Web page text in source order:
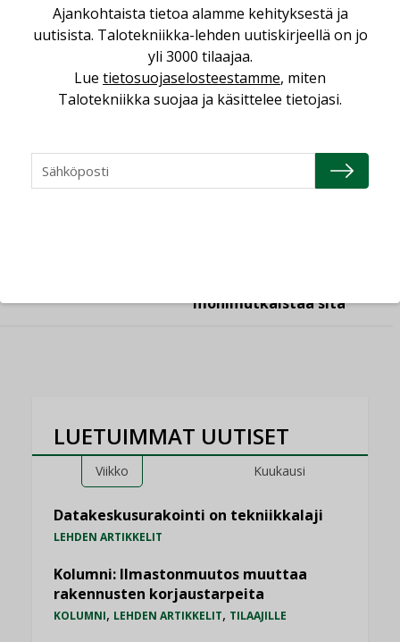
LEHDEN ARTIKKELIT
04.08.2026
Kaivamattomat
menetelmät
vakiinnuttavat
LEHDEN ARTIKKELIT
monimutkaistaa sitä”
LUETUIMMAT UUTISET
Viikko Kuukausi
Datakeskusurakointi on tekniikkalaji
LEHDEN ARTIKKELIT
Kolumni: Ilmastonmuutos muuttaa
rakennusten korjaustarpeita
KOLUMNI, LEHDEN ARTIKKELIT, TILAAJILLE
Ajankohtaista tietoa alamme kehityksestä ja
uutisista. Talotekniikka-lehden uutiskirjeellä on jo
yli 3000 tilaajaa.
Lue tietosuojaselosteestamme, miten
Talotekniikka suojaa ja käsittelee tietojasi.